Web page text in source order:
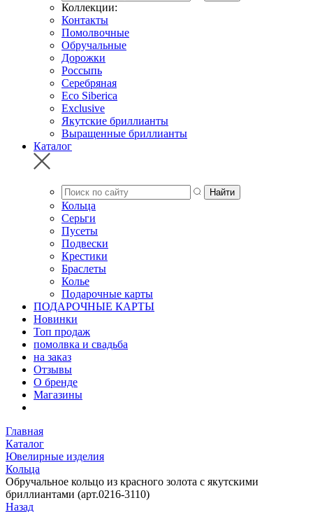
Коллекции:
Контакты
Помолвочные
Обручальные
Дорожки
Россыпь
Серебряная
Eco Siberica
Exclusive
Якутские бриллианты
Выращенные бриллианты
Каталог
Кольца
Серьги
Пусеты
Подвески
Крестики
Браслеты
Колье
Подарочные карты
ПОДАРОЧНЫЕ КАРТЫ
Новинки
Топ продаж
помолвка и свадьба
на заказ
Отзывы
О бренде
Магазины
Главная
Каталог
Ювелирные изделия
Кольца
Обручальное кольцо из красного золота с якутскими
бриллиантами (арт.0216-3110)
Назад